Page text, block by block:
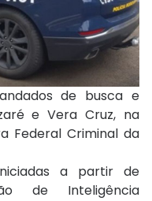
de busca e
e Vera Cruz, na
Federal Criminal da
a partir de
de Inteligência